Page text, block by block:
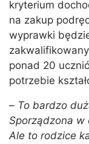
kryterium
na zakup
wyprawki
ponad 20
potrzebie
– To bardzo
Sporządzona w
Ale to rodzice